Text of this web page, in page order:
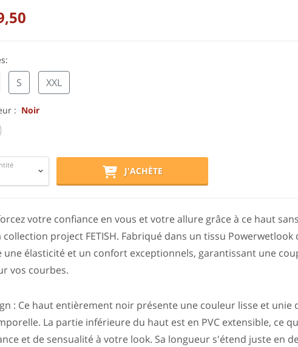
S XXL
: Noir
J'ACHÈTE
votre confiance en vous et votre allure grâce à ce haut
collection project FETISH. Fabriqué dans un tissu
une élasticité et un confort exceptionnels, garantissant une
vos courbes.
: Ce haut entièrement noir présente une couleur lisse et unie
La partie inférieure du haut est en PVC extensible, ce
et de sensualité à votre look. Sa longueur s'étend juste en